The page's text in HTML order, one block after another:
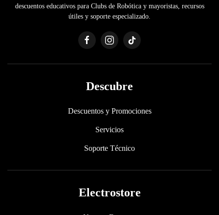
descuentos educativos para Clubs de Robótica y mayoristas, recursos
útiles y soporte especializado.
Descubre
Descuentos y Promociones
Servicios
Soporte Técnico
Electrostore